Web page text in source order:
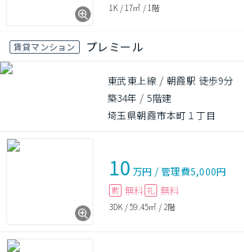
1K / 17㎡ / 1階
賃貸マンション プレミール
東武東上線 / 朝霞駅 徒歩9分
築34年 /5階建
埼玉県朝霞市本町１丁目
10 万円 /管理費5,000円
敷 無料 礼 無料
3DK /59.45㎡ / 2階